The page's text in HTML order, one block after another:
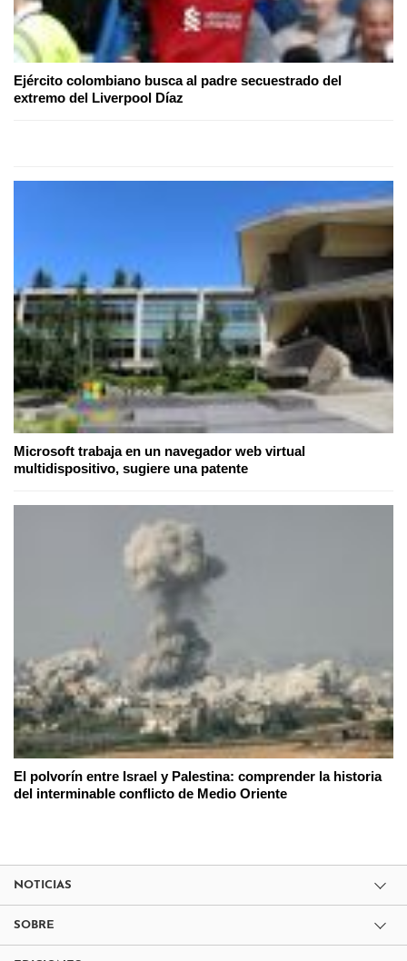
Ejército colombiano busca al padre secuestrado del
extremo del Liverpool Díaz
Microsoft trabaja en un navegador web virtual
multidispositivo, sugiere una patente
El polvorín entre Israel y Palestina: comprender la historia
del interminable conflicto de Medio Oriente
NOTICIAS
SOBRE